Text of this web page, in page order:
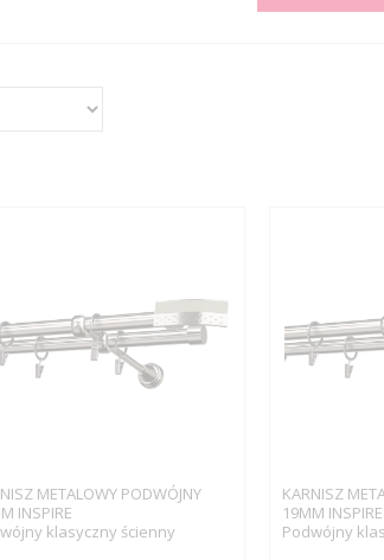
METALOWY PODWÓJNY
INSPIRE
klasyczny ścienny
KARNISZ
19MM INSPIRE
Podwójny